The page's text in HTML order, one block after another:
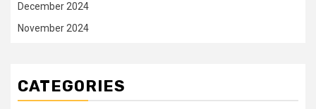
December 2024
November 2024
CATEGORIES